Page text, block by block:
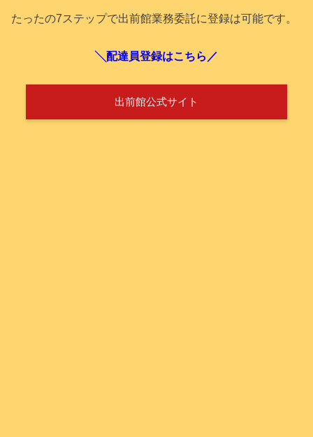
たったの7ステップで出前館業務委託に登録は可能です。
╲配達員登録はこちら／
出前館公式サイト